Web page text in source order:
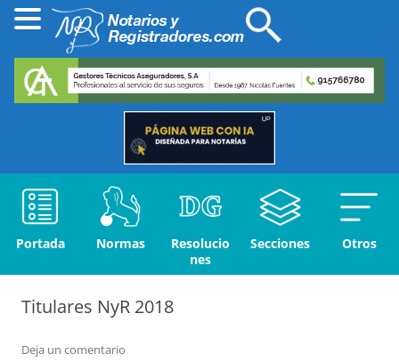
Portada Normas
Resolucio
nes
Secciones Otros
Titulares NyR 2018
Deja un comentario